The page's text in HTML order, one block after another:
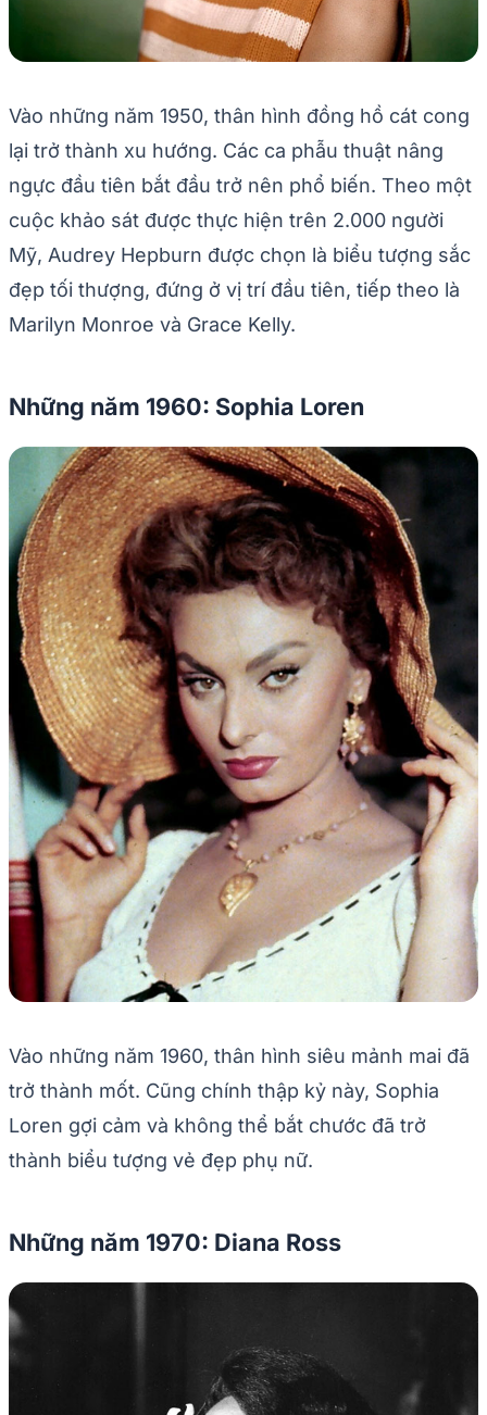
Vào những năm 1950, thân hình đồng hồ cát cong
lại trở thành xu hướng. Các ca phẫu thuật nâng
ngực đầu tiên bắt đầu trở nên phổ biến. Theo một
cuộc khảo sát được thực hiện trên 2.000 người
Mỹ, Audrey Hepburn được chọn là biểu tượng sắc
đẹp tối thượng, đứng ở vị trí đầu tiên, tiếp theo là
Marilyn Monroe và Grace Kelly.
Những năm 1960: Sophia Loren
Vào những năm 1960, thân hình siêu mảnh mai đã
trở thành mốt. Cũng chính thập kỷ này, Sophia
Loren gợi cảm và không thể bắt chước đã trở
thành biểu tượng vẻ đẹp phụ nữ.
Những năm 1970: Diana Ross